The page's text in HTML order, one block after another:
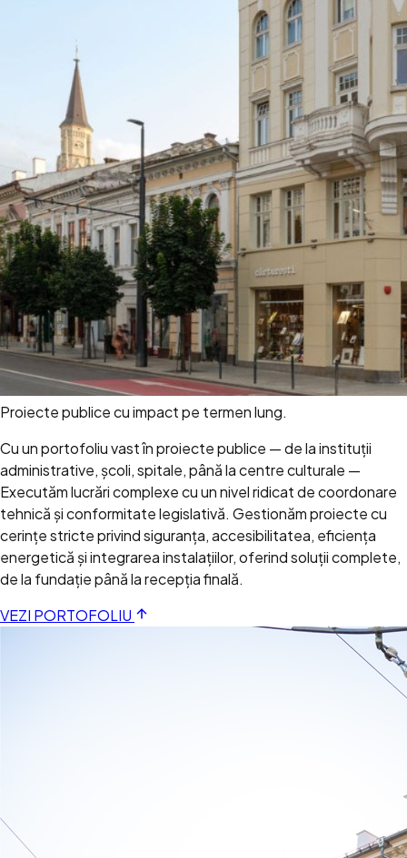
Proiecte publice cu impact pe termen lung.
Cu un portofoliu vast în proiecte publice — de la instituții
administrative, școli, spitale, până la centre culturale —
Executăm lucrări complexe cu un nivel ridicat de coordonare
tehnică și conformitate legislativă. Gestionăm proiecte cu
cerințe stricte privind siguranța, accesibilitatea, eficiența
energetică și integrarea instalațiilor, oferind soluții complete,
de la fundație până la recepția finală.
VEZI PORTOFOLIU